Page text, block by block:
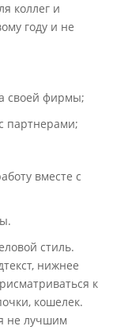
коллег и
году и не
своей фирмы;
партнерами;
вместе с
стиль.
нижнее
к
кошелек.
не лучшим